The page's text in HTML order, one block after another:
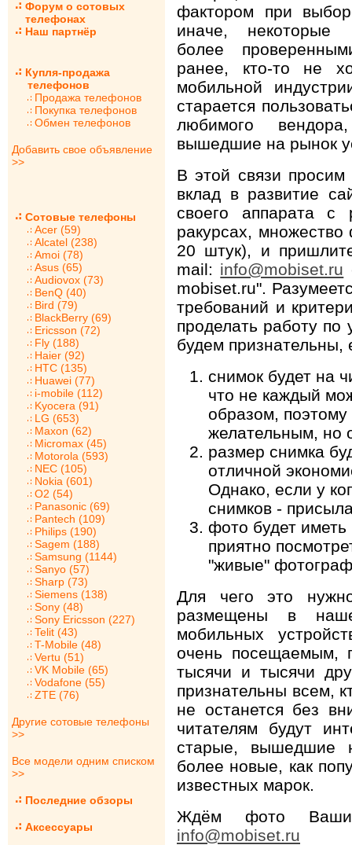
Форум о сотовых
телефонах
Наш партнёр
Купля-продажа
телефонов
Продажа телефонов
Покупка телефонов
Обмен телефонов
Добавить свое объявление
>>
Сотовые телефоны
Acer (59)
Alcatel (238)
Amoi (78)
Asus (65)
Audiovox (73)
BenQ (40)
Bird (79)
BlackBerry (69)
Ericsson (72)
Fly (188)
Haier (92)
HTC (135)
Huawei (77)
i-mobile (112)
Kyocera (91)
LG (653)
Maxon (62)
Micromax (45)
Motorola (593)
NEC (105)
Nokia (601)
O2 (54)
Panasonic (69)
Pantech (109)
Philips (190)
Sagem (188)
Samsung (1144)
Sanyo (57)
Sharp (73)
Siemens (138)
Sony (48)
Sony Ericsson (227)
Telit (43)
T-Mobile (48)
Vertu (51)
VK Mobile (65)
Vodafone (55)
ZTE (76)
Другие сотовые телефоны
>>
Все модели одним списком
>>
Последние обзоры
Аксессуары
фактором при
иначе, некоторые
более
ранее, кто-то не
мобильной
старается
любимого
вышедшие на рынок
В этой связи просим
вклад в развитие
своего аппарата
ракурсах, множество
20 штук), и
mail: info@mobiset.ru
mobiset.ru".
требований и
проделать работу
будем признательны,
снимок будет на
что не каждый
образом, поэтому
желательным, но
размер снимка
отличной
Однако, если у
снимков -
фото будет иметь
приятно
"живые"
Для чего это
размещены в
мобильных
очень посещаемым,
тысячи и тысячи
признательны всем,
не останется без
читателям будут
старые, вышедшие
более новые, как
известных марок.
Ждём фото
info@mobiset.ru